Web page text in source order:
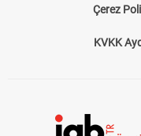
Çerez
KVKK